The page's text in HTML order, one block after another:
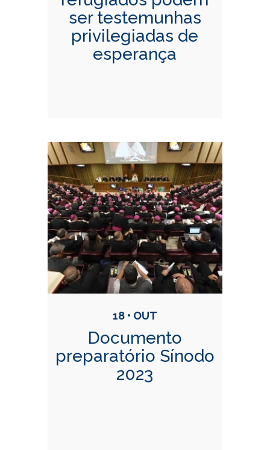
ser testemunhas
privilegiadas de
esperança
18 • OUT
Documento
preparatório Sínodo
2023